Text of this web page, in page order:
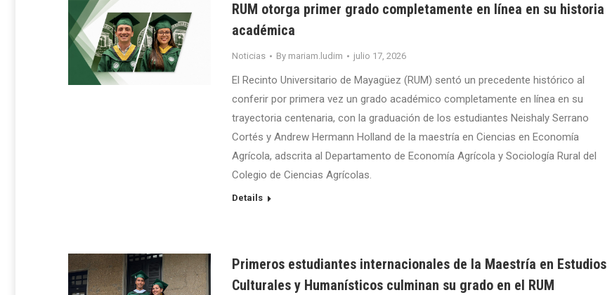
RUM otorga primer grado completamente en línea en su historia
académica
Noticias By mariam.ludim julio 17, 2026
El Recinto Universitario de Mayagüez (RUM) sentó un precedente histórico al
conferir por primera vez un grado académico completamente en línea en su
trayectoria centenaria, con la graduación de los estudiantes Neishaly Serrano
Cortés y Andrew Hermann Holland de la maestría en Ciencias en Economía
Agrícola, adscrita al Departamento de Economía Agrícola y Sociología Rural del
Colegio de Ciencias Agrícolas.
Details
Primeros estudiantes internacionales de la Maestría en Estudios
Culturales y Humanísticos culminan su grado en el RUM